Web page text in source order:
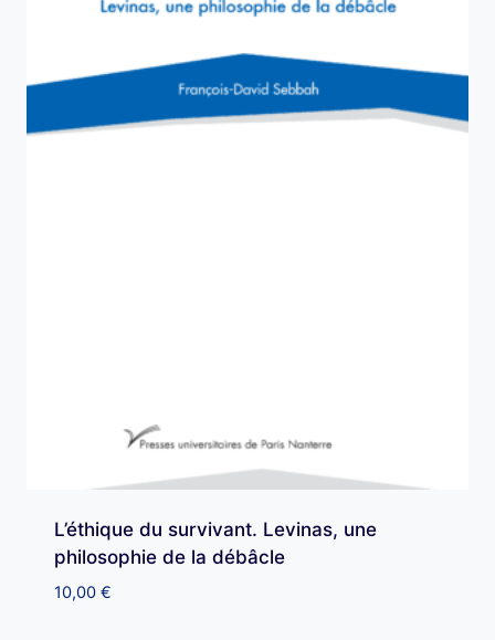
L’éthique du survivant. Levinas, une
philosophie de la débâcle
10,00 €